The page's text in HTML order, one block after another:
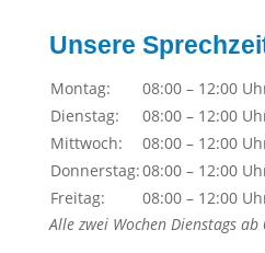
Unsere
Montag: 08:00 – 12:00
Dienstag:
08:00 – 12:00
Mittwoch:
08:00 – 12:00
Donnerstag:08:00 – 12:00
Freitag:
08:00 – 12:00
Alle zwei Wochen Dienstags